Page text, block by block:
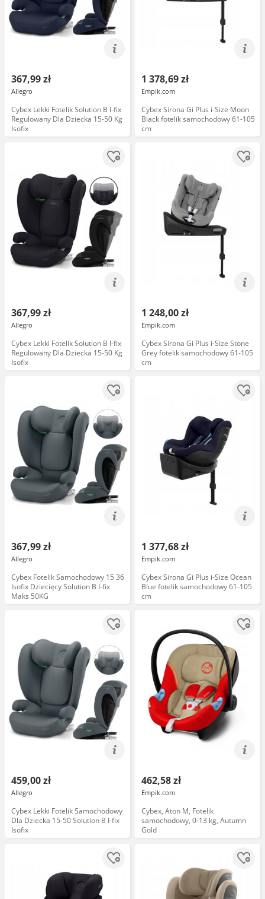
367,99 zł
Allegro
Cybex Lekki Fotelik Solution B I-fix
Regulowany Dla Dziecka 15-50 Kg
Isofix
1 378,69 zł
Empik.com
Cybex Sirona Gi Plus i-Size Moon
Black fotelik samochodowy 61-105
cm
367,99 zł
Allegro
Cybex Lekki Fotelik Solution B I-fix
Regulowany Dla Dziecka 15-50 Kg
Isofix
1 248,00 zł
Empik.com
Cybex Sirona Gi Plus i-Size Stone
Grey fotelik samochodowy 61-105
cm
367,99 zł
Allegro
Cybex Fotelik Samochodowy 15 36
Isofix Dziecięcy Solution B I-fix
Maks 50KG
1 377,68 zł
Empik.com
Cybex Sirona Gi Plus i-Size Ocean
Blue fotelik samochodowy 61-105
cm
459,00 zł
Allegro
Cybex Lekki Fotelik Samochodowy
Dla Dziecka 15-50 Solution B I-fix
Isofix
462,58 zł
Empik.com
Cybex, Aton M, Fotelik
samochodowy, 0-13 kg, Autumn
Gold